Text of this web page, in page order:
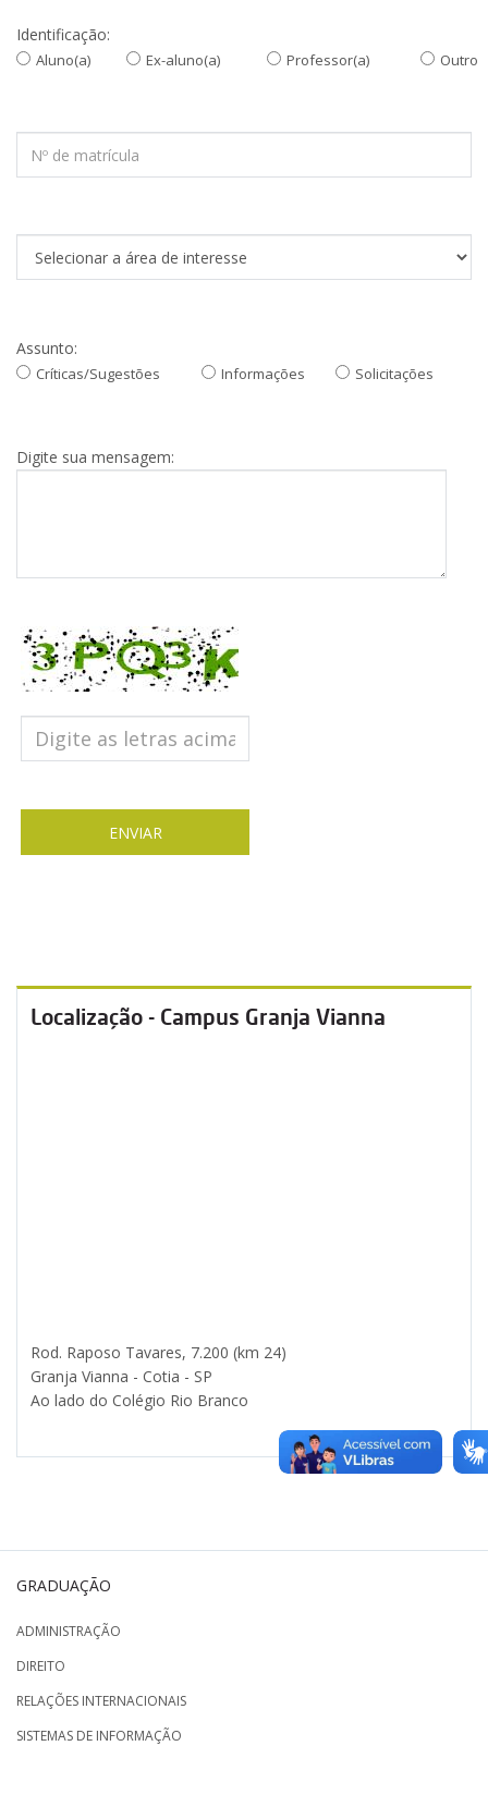
Identificação:
Aluno(a) Ex-aluno(a) Professor(a) Outro
Assunto:
Críticas/Sugestões Informações Solicitações
Digite sua mensagem:
Localização - Campus Granja Vianna
Rod. Raposo Tavares, 7.200 (km 24)
Granja Vianna - Cotia - SP
Ao lado do Colégio Rio Branco
GRADUAÇÃO
ADMINISTRAÇÃO
DIREITO
RELAÇÕES INTERNACIONAIS
SISTEMAS DE INFORMAÇÃO